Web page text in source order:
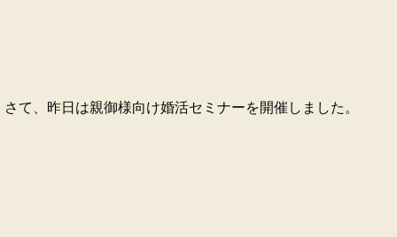
さて、昨日は親御様向け婚活セミナーを開催しました。